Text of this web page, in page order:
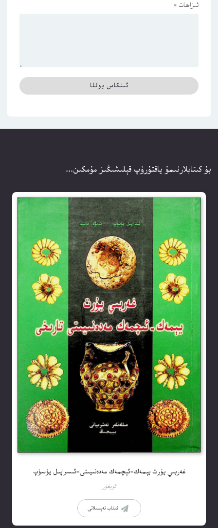
ئىزاھات *
بۇ كىتابلارنىمۇ ياقتۇرۇپ قېلىشىڭىز مۇمكىن...
غەربىي يۇرت يېمەك-ئېچمەك مەدەنىيىتى-ئىسراپىل يۈسۈپ
ئۇيغۇر
كىتاب تەپسىلاتى